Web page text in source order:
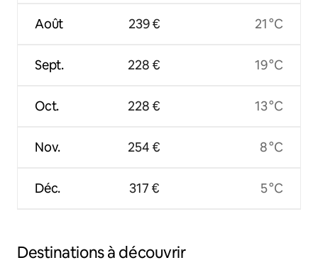
Août
Sept.
Oct.
Nov.
Déc.
239 €
228 €
228 €
254 €
317 €
21 °C
19 °C
13 °C
8 °C
5 °C
Destinations à découvrir